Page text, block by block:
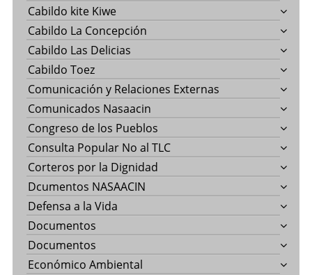
Cabildo kite Kiwe
Cabildo La Concepción
Cabildo Las Delicias
Cabildo Toez
Comunicación y Relaciones Externas
Comunicados Nasaacin
Congreso de los Pueblos
Consulta Popular No al TLC
Corteros por la Dignidad
Dcumentos NASAACIN
Defensa a la Vida
Documentos
Documentos
Económico Ambiental